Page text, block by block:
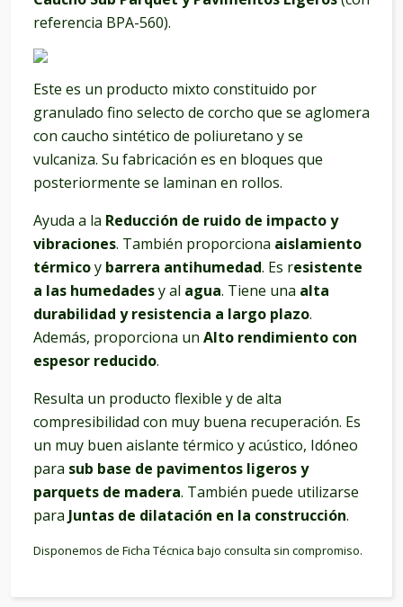
referencia BPA-560).
Este es un producto mixto constituido por
granulado fino selecto de corcho que se aglomera
con caucho sintético de poliuretano y se
vulcaniza. Su fabricación es en bloques que
posteriormente se laminan en rollos.
Ayuda a la Reducción de ruido de impacto y
vibraciones. También proporciona aislamiento
térmicoy barrera antihumedad. Es resistente
a las humedadesy al agua. Tiene una alta
durabilidad y resistencia a largo plazo.
Además, proporciona un Alto rendimiento con
espesor reducido.
Resulta un producto flexible y de alta
compresibilidad con muy buena recuperación. Es
un muy buen aislante térmico y acústico, Idóneo
para sub base de pavimentos ligeros y
parquets de madera. También puede utilizarse
para Juntas de dilatación en la construcción.
Disponemos de Ficha Técnica bajo consulta sin compromiso.